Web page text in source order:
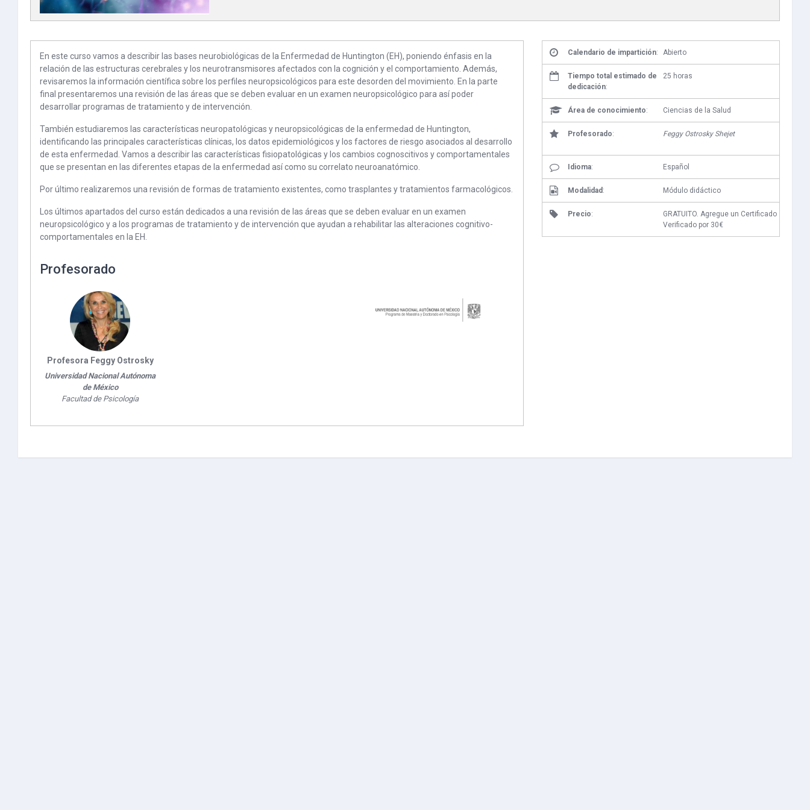
En este curso vamos a describir las bases neurobiológicas de la Enfermedad de Huntington (EH), poniendo énfasis en la
relación de las estructuras cerebrales y los neurotransmisores afectados con la cognición y el comportamiento. Además,
revisaremos la información científica sobre los perfiles neuropsicológicos para este desorden del movimiento. En la parte
final presentaremos una revisión de las áreas que se deben evaluar en un examen neuropsicológico para así poder
desarrollar programas de tratamiento y de intervención.
También estudiaremos las características neuropatológicas y neuropsicológicas de la enfermedad de Huntington,
identificando las principales características clínicas, los datos epidemiológicos y los factores de riesgo asociados al desarrollo
de esta enfermedad. Vamos a describir las características fisiopatológicas y los cambios cognoscitivos y comportamentales
que se presentan en las diferentes etapas de la enfermedad así como su correlato neuroanatómico.
Por último realizaremos una revisión de formas de tratamiento existentes, como trasplantes y tratamientos farmacológicos.
Los últimos apartados del curso están dedicados a una revisión de las áreas que se deben evaluar en un examen
neuropsicológico y a los programas de tratamiento y de intervención que ayudan a rehabilitar las alteraciones cognitivo-
comportamentales en la EH.
Profesorado
Profesora Feggy Ostrosky
Universidad Nacional Autónoma
de México
Facultad de Psicología
Calendario de impartición: Abierto
Tiempo total estimado de
dedicación:
25 horas
Área de conocimiento: Ciencias de la Salud
Profesorado: Feggy Ostrosky Shejet
Idioma: Español
Modalidad : Módulo didáctico
Precio:
GRATUITO. Agregue un Certificado
Verificado por 30€